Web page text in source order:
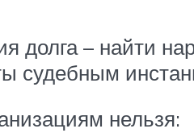
долга – найти
судебным
нельзя: